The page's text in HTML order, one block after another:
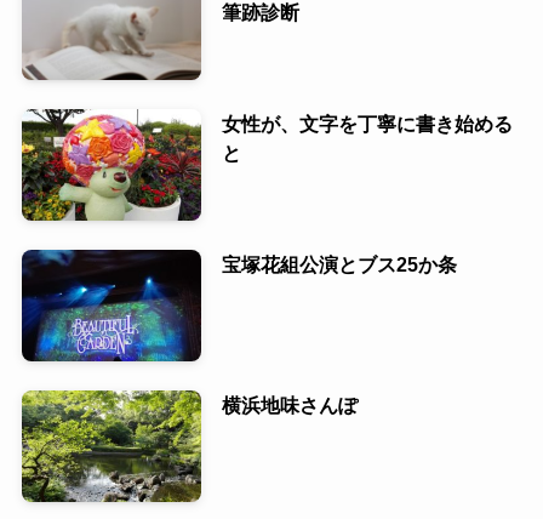
筆跡診断
女性が、文字を丁寧に書き始める
と
宝塚花組公演とブス25か条
横浜地味さんぽ